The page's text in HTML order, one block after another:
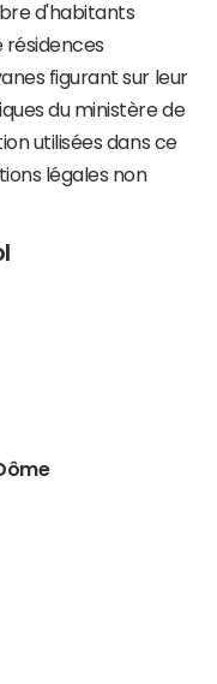
d'habitants
résidences
figurant sur leur
du ministère de
utilisées dans ce
légales non